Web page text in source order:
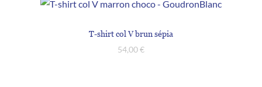
T-shirt col V brun sépia
54,00€